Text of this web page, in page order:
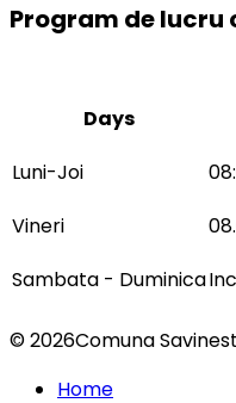
Program de lucru
Days
Luni-Joi
Vineri
Sambata - Duminica
© 2026Comuna
Home